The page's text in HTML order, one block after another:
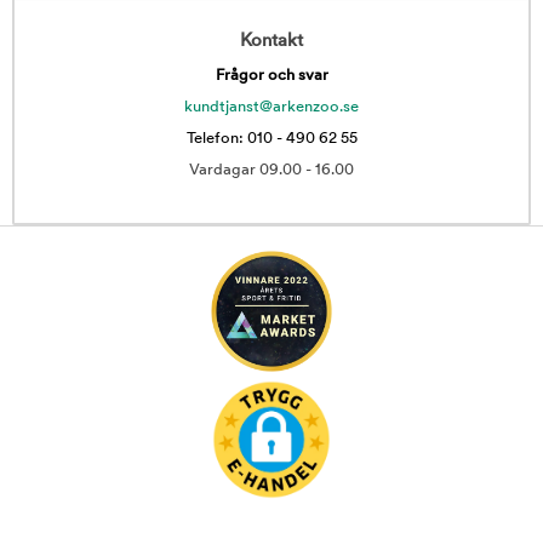
Kontakt
Frågor och svar
kundtjanst@arkenzoo.se
Telefon: 010 - 490 62 55
Vardagar 09.00 - 16.00